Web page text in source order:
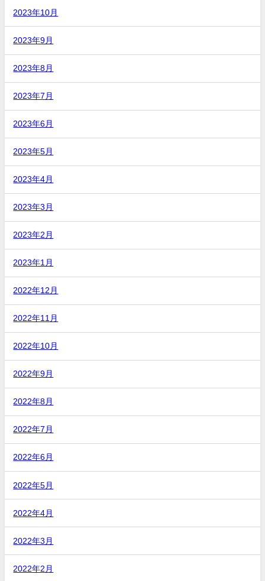
2023年10月
2023年9月
2023年8月
2023年7月
2023年6月
2023年5月
2023年4月
2023年3月
2023年2月
2023年1月
2022年12月
2022年11月
2022年10月
2022年9月
2022年8月
2022年7月
2022年6月
2022年5月
2022年4月
2022年3月
2022年2月